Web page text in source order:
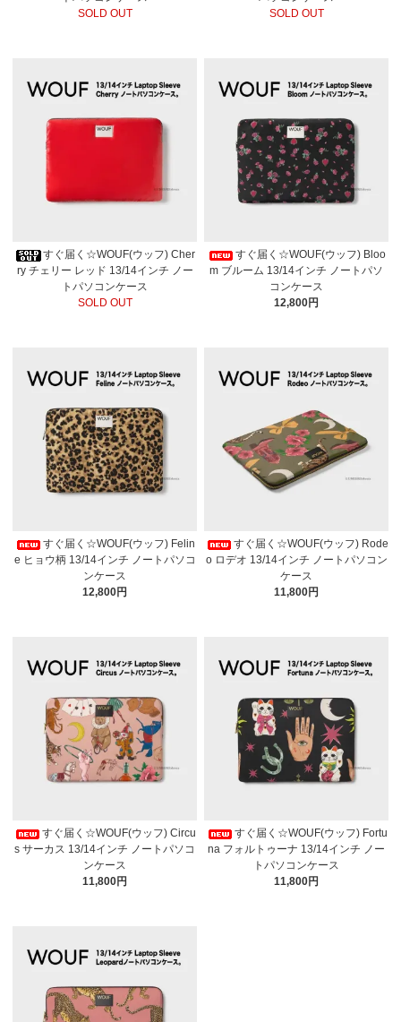
SOLD OUT
SOLD OUT
すぐ届く☆WOUF(ウッフ) Cher
ry チェリー レッド 13/14インチ ノー
トパソコンケース
SOLD OUT
すぐ届く☆WOUF(ウッフ) Bloo
m ブルーム 13/14インチ ノートパソ
コンケース
12,800円
すぐ届く☆WOUF(ウッフ) Felin
e ヒョウ柄 13/14インチ ノートパソコ
ンケース
12,800円
すぐ届く☆WOUF(ウッフ) Rode
o ロデオ 13/14インチ ノートパソコン
ケース
11,800円
すぐ届く☆WOUF(ウッフ) Circu
s サーカス 13/14インチ ノートパソコ
ンケース
11,800円
すぐ届く☆WOUF(ウッフ) Fortu
na フォルトゥーナ 13/14インチ ノー
トパソコンケース
11,800円